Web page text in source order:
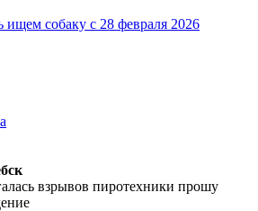
ищем собаку с 28 февраля 2026
взрывов пиротехники прошу